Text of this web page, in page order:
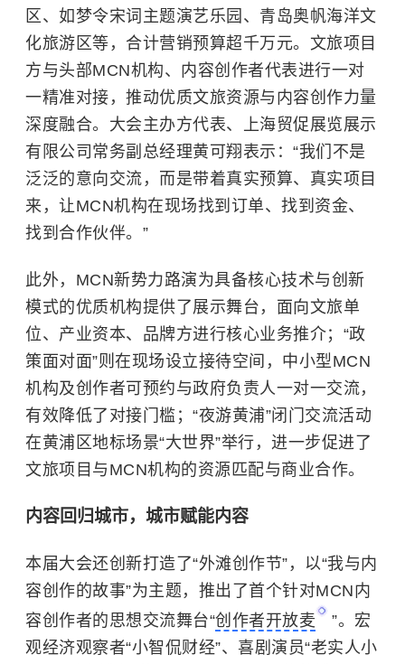
区、如梦令宋词主题演艺乐园、青岛奥帆海洋文
化旅游区等，合计营销预算超千万元。文旅项目
方与头部MCN机构、内容创作者代表进行一对
一精准对接，推动优质文旅资源与内容创作力量
深度融合。大会主办方代表、上海贸促展览展示
有限公司常务副总经理黄可翔表示：“我们不是
泛泛的意向交流，而是带着真实预算、真实项目
来，让MCN机构在现场找到订单、找到资金、
找到合作伙伴。”
此外，MCN新势力路演为具备核心技术与创新
模式的优质机构提供了展示舞台，面向文旅单
位、产业资本、品牌方进行核心业务推介；“政
策面对面”则在现场设立接待空间，中小型MCN
机构及创作者可预约与政府负责人一对一交流，
有效降低了对接门槛；“夜游黄浦”闭门交流活动
在黄浦区地标场景“大世界”举行，进一步促进了
文旅项目与MCN机构的资源匹配与商业合作。
内容回归城市，城市赋能内容
本届大会还创新打造了“外滩创作节”，以“我与内
容创作的故事”为主题，推出了首个针对MCN内
容创作者的思想交流舞台“创作者开放麦
”。宏
观经济观察者“小智侃财经”、喜剧演员“老实人小